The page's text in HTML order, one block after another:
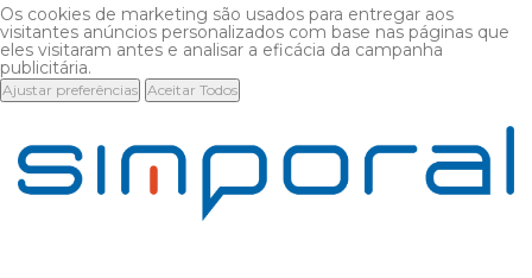
Os cookies de marketing são usados para entregar aos
visitantes anúncios personalizados com base nas páginas que
eles visitaram antes e analisar a eficácia da campanha
publicitária.
Ajustar preferências Aceitar Todos